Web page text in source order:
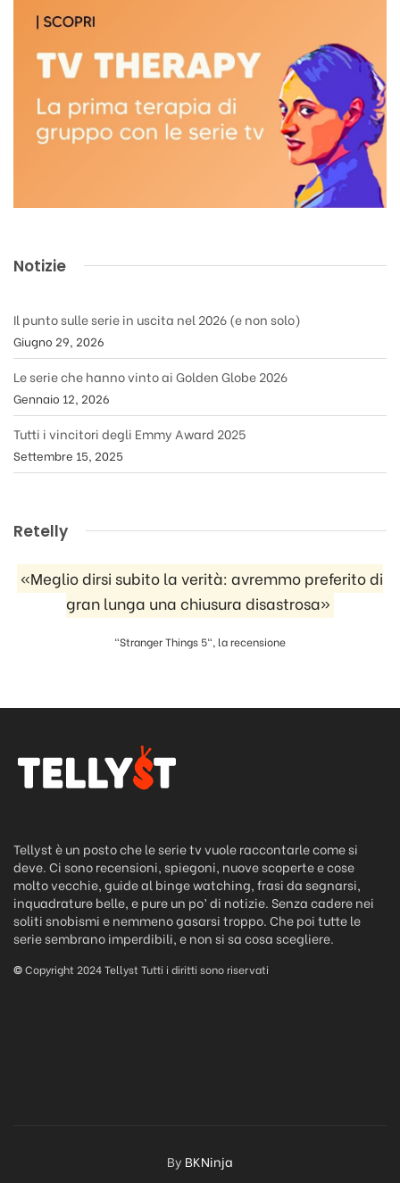
Notizie
Il punto sulle serie in uscita nel 2026 (e non solo)
Giugno 29, 2026
Le serie che hanno vinto ai Golden Globe 2026
Gennaio 12, 2026
Tutti i vincitori degli Emmy Award 2025
Settembre 15, 2025
Retelly
«Meglio dirsi subito la verità: avremmo preferito di
gran lunga una chiusura disastrosa»
"Stranger Things 5", la recensione
Tellyst è un posto che le serie tv vuole raccontarle come si
deve. Ci sono recensioni, spiegoni, nuove scoperte e cose
molto vecchie, guide al binge watching, frasi da segnarsi,
inquadrature belle, e pure un po’ di notizie. Senza cadere nei
soliti snobismi e nemmeno gasarsi troppo. Che poi tutte le
serie sembrano imperdibili, e non si sa cosa scegliere.
©Copyright 2024 Tellyst Tutti i diritti sono riservati
By BKNinja